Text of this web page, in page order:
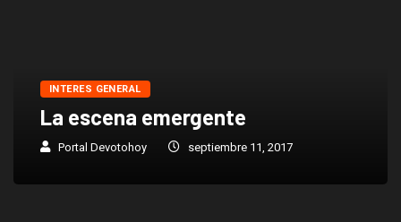
INTERES GENERAL
La escena emergente
Portal Devotohoy septiembre 11, 2017